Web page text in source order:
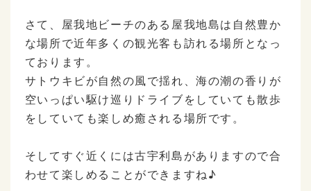
さて、屋我地ビーチのある屋我地島は自然豊か
な場所で近年多くの観光客も訪れる場所となっ
ております。
サトウキビが自然の風で揺れ、海の潮の香りが
空いっぱい駆け巡りドライブをしていても散歩
をしていても楽しめ癒される場所です。
そしてすぐ近くには古宇利島がありますので合
わせて楽しめることができますね♪